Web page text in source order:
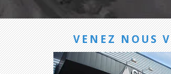
VENEZ NOUS